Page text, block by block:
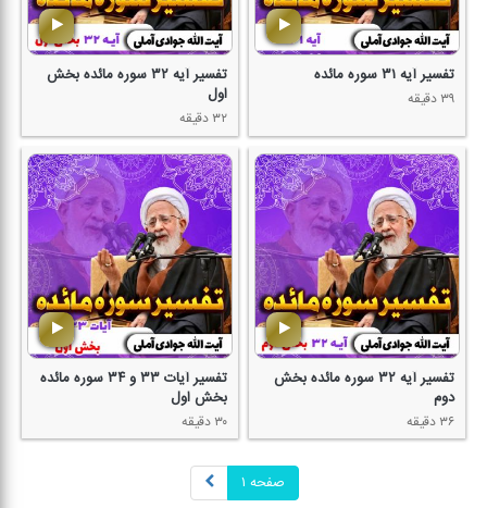
تفسیر آیه ۳۱ سوره مائده
۳۹ دقیقه
تفسیر آیه ۳۲ سوره مائده بخش
اول
۳۲ دقیقه
تفسیر آیه ۳۲ سوره مائده بخش
دوم
۳۶ دقیقه
تفسیر آیات ۳۳ و ۳۴ سوره مائده
بخش اول
۳۰ دقیقه
صفحه ۱